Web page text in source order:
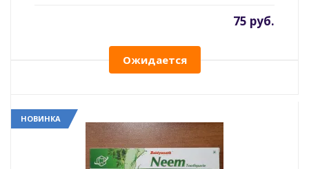
75 руб.
Ожидается
НОВИНКА